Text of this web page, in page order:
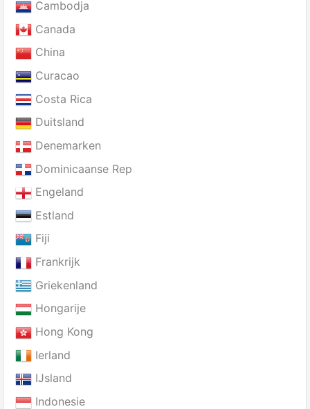
Cambodja
Canada
China
Curacao
Costa Rica
Duitsland
Denemarken
Dominicaanse Rep
Engeland
Estland
Fiji
Frankrijk
Griekenland
Hongarije
Hong Kong
Ierland
IJsland
Indonesie